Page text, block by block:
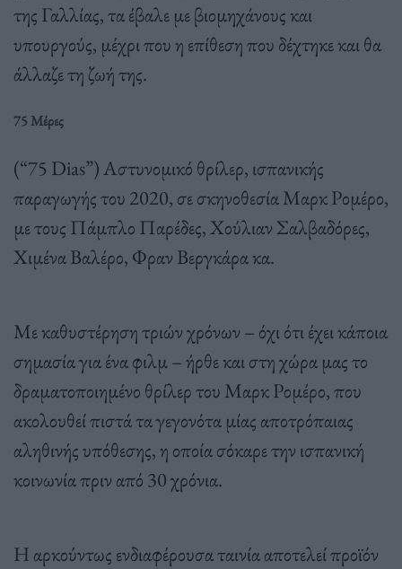
της Γαλλίας, τα έβαλε με βιομηχάνους και
υπουργούς, μέχρι που η επίθεση που δέχτηκε και θα
άλλαζε τη ζωή της.
75 Μέρες
(“75 Dias”) Αστυνομικό θρίλερ, ισπανικής
παραγωγής του 2020, σε σκηνοθεσία Μαρκ Ρομέρο,
με τους Πάμπλο Παρέδες, Χούλιαν Σαλβαδόρες,
Χιμένα Βαλέρο, Φραν Βεργκάρα κα.
Με καθυστέρηση τριών χρόνων – όχι ότι έχει κάποια
σημασία για ένα φιλμ – ήρθε και στη χώρα μας το
δραματοποιημένο θρίλερ του Μαρκ Ρομέρο, που
ακολουθεί πιστά τα γεγονότα μίας αποτρόπαιας
αληθινής υπόθεσης, η οποία σόκαρε την ισπανική
κοινωνία πριν από 30 χρόνια.
Η αρκούντως ενδιαφέρουσα ταινία αποτελεί προϊόν